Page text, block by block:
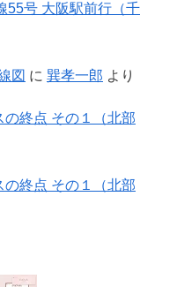
55号 大阪駅前行（千
図 に 巽孝一郎 より
終点 その１（北部
終点 その１（北部